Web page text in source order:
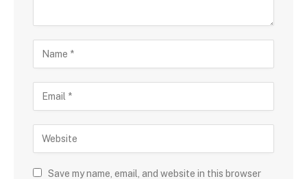
Save my name, email, and website in this browser